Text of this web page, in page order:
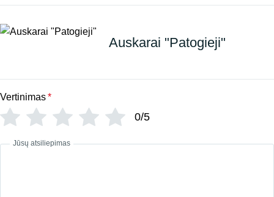
Auskarai "Patogieji"
Vertinimas*
0/5
Jūsų atsiliepimas